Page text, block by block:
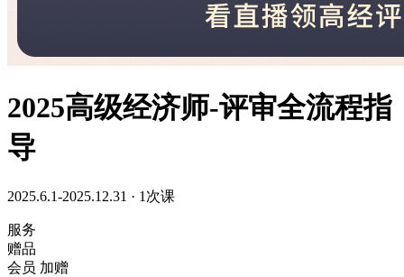
2025高级经济师-评审全流程指
导
2025.6.1-2025.12.31 · 1次课
服务
赠品
会员 加赠